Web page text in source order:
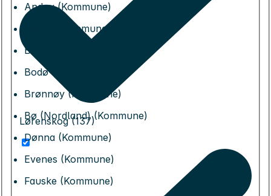
Andøy (Kommune)
Beiarn (Kommune)
Bindal (Kommune)
Bodø (Kommune)
Brønnøy (Kommune)
Bø (Nordland) (Kommune)
Dønna (Kommune)
Evenes (Kommune)
Fauske (Kommune)
Lørenskog (137)